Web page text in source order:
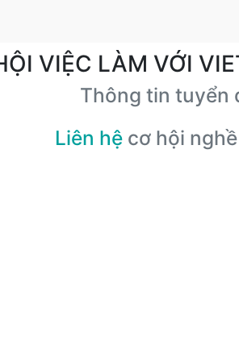
VIỆC LÀM VỚI
Thông tin tuyển
Liên hệ cơ hội